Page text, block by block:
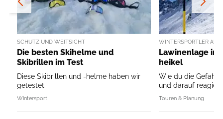
SCHUTZ UND WEITSICHT
Die besten Skihelme und
Skibrillen im Test
Diese Skibrillen und -helme haben wir
getestet
Wintersport
WINTERSPORTLER
Lawinenlage in
heikel
Wie du die Gefahr
und darauf
Touren & Planung